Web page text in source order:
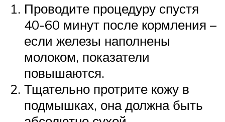
Проводите процедуру спустя
40-60 минут после кормления –
если железы наполнены
молоком, показатели
повышаются.
Тщательно протрите кожу в
подмышках, она должна быть